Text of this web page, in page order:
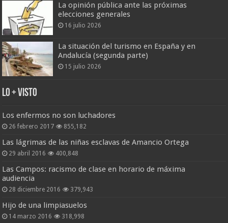
La opinión pública ante las próximas
elecciones generales
16 julio 2026
La situación del turismo en España y en
Andalucía (segunda parte)
15 julio 2026
Lo + Visto
Los enfermos no son luchadores
26 febrero 2017 855,182
Las lágrimas de las niñas esclavas de Amancio Ortega
29 abril 2016 400,848
Las Campos: racismo de clase en horario de máxima
audiencia
28 diciembre 2016 379,943
Hijo de una limpiasuelos
14 marzo 2016 318,998